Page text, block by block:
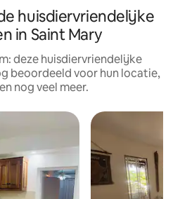
huisdiervriendelijke
in Saint Mary
deze huisdiervriendelijke
beoordeeld voor hun locatie,
nog veel meer.